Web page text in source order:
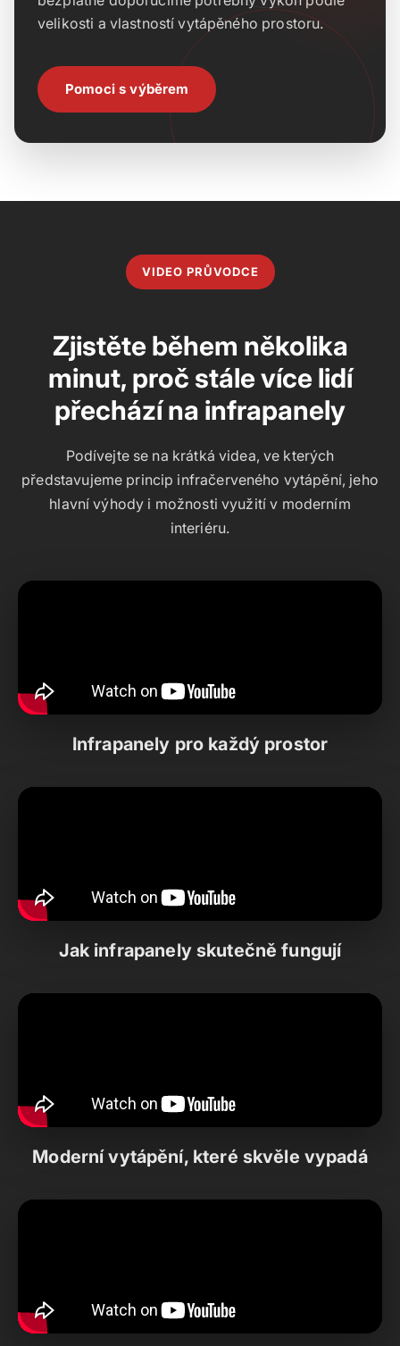
velikosti a vlastností vytápěného prostoru.
Pomoci s výběrem
VIDEO PRŮVODCE
Zjistěte během několika
minut, proč stále více lidí
přechází na infrapanely
Podívejte se na krátká videa, ve kterých
představujeme princip infračerveného vytápění, jeho
hlavní výhody i možnosti využití v moderním
interiéru.
Infrapanely pro každý prostor
Jak infrapanely skutečně fungují
Moderní vytápění, které skvěle vypadá